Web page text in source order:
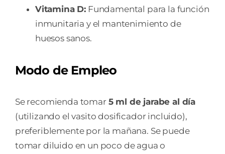
Vitamina D: Fundamental para la función
inmunitaria y el mantenimiento de
huesos sanos.
Modo de Empleo
Se recomienda tomar 5 ml de jarabe al día
(utilizando el vasito dosificador incluido),
preferiblemente por la mañana. Se puede
tomar diluido en un poco de agua o